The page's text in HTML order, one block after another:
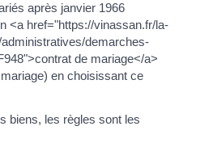
après janvier 1966
<a href="https://vinassan.fr/la-
demarches-
de mariage</a>
en choisissant ce
biens, les règles sont les